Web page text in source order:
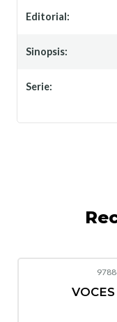
Editorial:
Sinopsis:
Serie: